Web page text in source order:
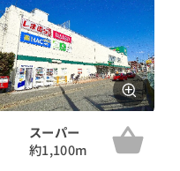
スーパー
約1,100m